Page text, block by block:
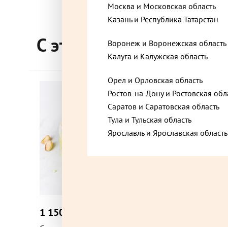
Воронеж, Воронежская область, Ленинский
Воронеж, Воронежская область,
Воскресенск, Московская область, микрорайон
Центральный, Октябрьская улица,
Г. Москва вн.тер.г. мун. округ Коммунарка бул-
С этим товаром
1 150 ₽
Москва и Московская область
Казань и Республика Татарстан
Воронеж и Воронежская область
Калуга и Калужская область
Орел и Орловская область
Ростов-на-Дону и Ростовская
Саратов и Саратовская область
Тула и Тульская область
Ярославль и Ярославская область